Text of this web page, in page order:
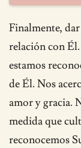
Finalmente,
relación con
estamos
de Él. Nos
amor y gracia.
medida que
reconocemos